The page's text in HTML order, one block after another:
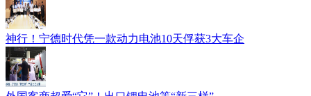
神行！宁德时代凭一款动力电池10天俘获3大车企